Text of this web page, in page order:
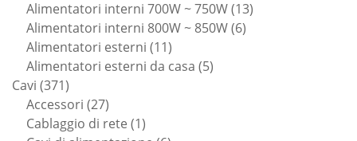
prodotti
Alimentatori interni 700W ~ 750W 1313
Alimentatori interni 800W ~ 850W 66
Alimentatori esterni 1111
prodotti
Alimentatori esterni da casa 55
Cavi 371371
prodotti
Accessori 2727
prodotti
Cablaggio di rete 11